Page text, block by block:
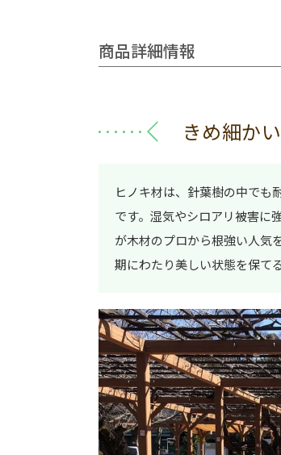
商品詳細情報
きめ細か
ヒノキ材は、針葉樹の中でも
です。湿気やシロアリ被害に
が木材のプロから根強い人気
期にわたり美しい状態を保て